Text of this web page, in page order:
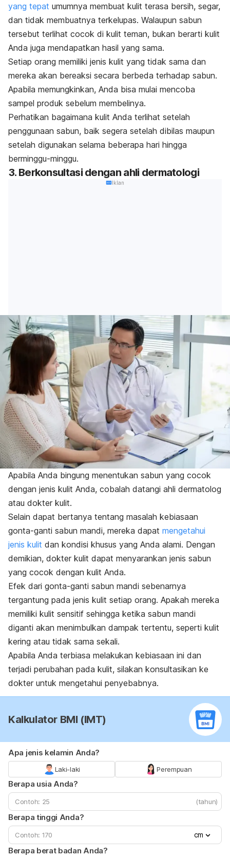
yang tepat umumnya membuat kulit terasa bersih, segar,
dan tidak membuatnya terkelupas. Walaupun sabun
tersebut terlihat cocok di kulit teman, bukan berarti kulit
Anda juga mendapatkan hasil yang sama.
Setiap orang memiliki jenis kulit yang tidak sama dan
mereka akan bereaksi secara berbeda terhadap sabun.
Apabila memungkinkan, Anda bisa mulai mencoba
sampel produk sebelum membelinya.
Perhatikan bagaimana kulit Anda terlihat setelah
penggunaan sabun, baik segera setelah dibilas maupun
setelah digunakan selama beberapa hari hingga
berminggu-minggu.
3. Berkonsultasi dengan ahli dermatologi
Iklan
Apabila Anda bingung menentukan sabun yang cocok
dengan jenis kulit Anda, cobalah datangi ahli dermatolog
atau dokter kulit.
Selain dapat bertanya tentang masalah kebiasaan
gonta-ganti sabun mandi, mereka dapat mengetahui
jenis kulit dan kondisi khusus yang Anda alami. Dengan
demikian, dokter kulit dapat menyarankan jenis sabun
yang cocok dengan kulit Anda.
Efek dari gonta-ganti sabun mandi sebenarnya
tergantung pada jenis kulit setiap orang. Apakah mereka
memiliki kulit sensitif sehingga ketika sabun mandi
diganti akan menimbulkan dampak tertentu, seperti kulit
kering atau tidak sama sekali.
Apabila Anda terbiasa melakukan kebiasaan ini dan
terjadi perubahan pada kulit, silakan konsultasikan ke
dokter untuk mengetahui penyebabnya.
Kalkulator BMI (IMT)
Apa jenis kelamin Anda?
Laki-laki Perempuan
Berapa usia Anda?
(tahun)
Berapa tinggi Anda?
cm
Berapa berat badan Anda?